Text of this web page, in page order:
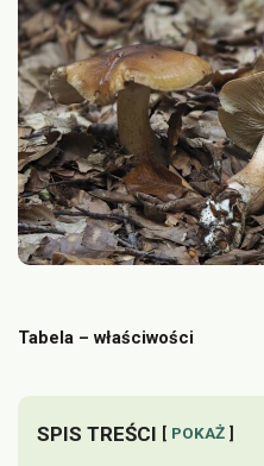
Tabela – właściwości
SPIS TREŚCI POKAŻ